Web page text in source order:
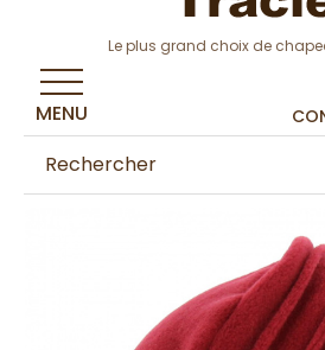
Le plus grand choix de
MENU